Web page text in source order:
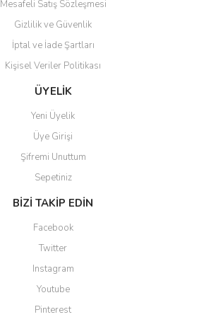
Gönder
Mesafeli Satış Sözleşmesi
Gizlilik ve Güvenlik
İptal ve İade Şartları
Kişisel Veriler Politikası
ÜYELİK
Yeni Üyelik
Üye Girişi
Şifremi Unuttum
Sepetiniz
BİZİ TAKİP EDİN
Facebook
Twitter
Instagram
Youtube
Pinterest